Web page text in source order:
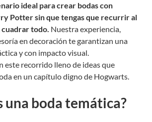
ideal para crear bodas con
Potter sin que tengas que recurrir al
todo. Nuestra experiencia,
en decoración te garantizan una
y con impacto visual.
este recorrido lleno de ideas que
en un capítulo digno de Hogwarts.
una boda temática?